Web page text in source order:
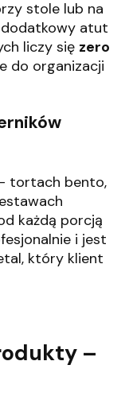
stole lub na
dodatkowy atut
liczy się zero
do organizacji
tortach bento,
każdą porcją
i jest
który klient
–